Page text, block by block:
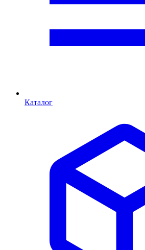
Каталог